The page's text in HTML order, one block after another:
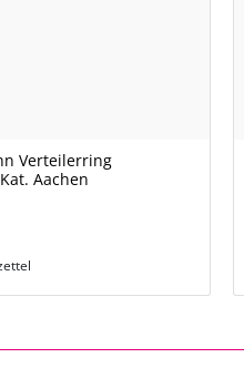
Verteilerring
Aachen